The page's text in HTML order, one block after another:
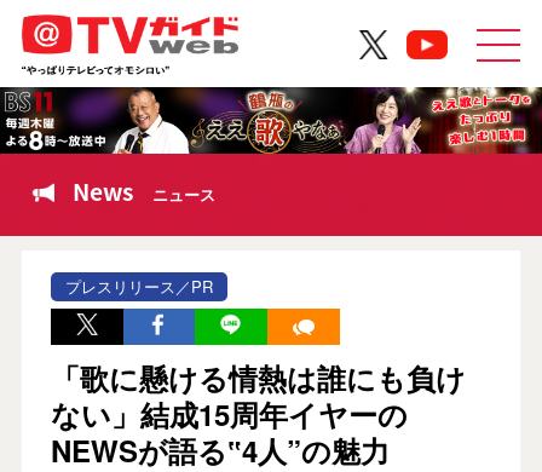
News ニュース
プレスリリース／PR
「歌に懸ける情熱は誰にも負け
ない」結成15周年イヤーの
NEWSが語る‟4人”の魅力